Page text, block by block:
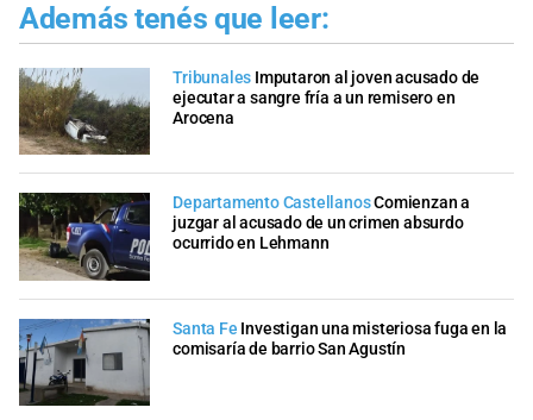
Además tenés que leer:
Tribunales Imputaron al joven acusado de
ejecutar a sangre fría a un remisero en
Arocena
Departamento CastellanosComienzan a
juzgar al acusado de un crimen absurdo
ocurrido en Lehmann
Santa Fe Investigan una misteriosa fuga en la
comisaría de barrio San Agustín